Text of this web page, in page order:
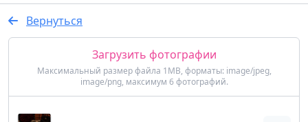
Вернуться
Загрузить фотографии
Максимальный размер файла 1MB, форматы: image/jpeg,
image/png, максимум 6 фотографий.